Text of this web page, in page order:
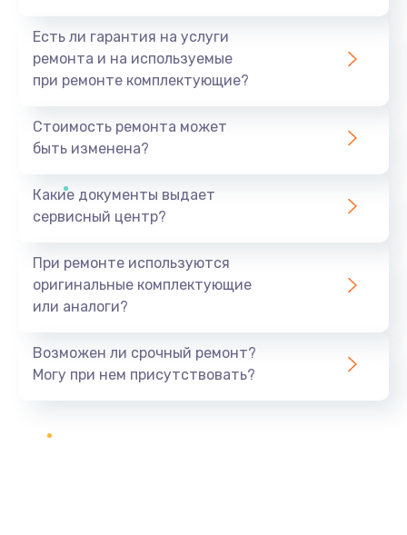
Есть ли гарантия на услуги
ремонта и на используемые
при ремонте комплектующие?
Стоимость ремонта может
быть изменена?
Какие документы выдает
сервисный центр?
При ремонте используются
оригинальные комплектующие
или аналоги?
Возможен ли срочный ремонт?
Могу при нем присутствовать?